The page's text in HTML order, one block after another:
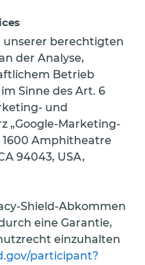
unserer berechtigten
der Analyse,
Betrieb
Sinne des Art. 6
und
„Google-Marketing-
1600 Amphitheatre
94043, USA,
Shield-Abkommen
eine Garantie,
einzuhalten
participant?